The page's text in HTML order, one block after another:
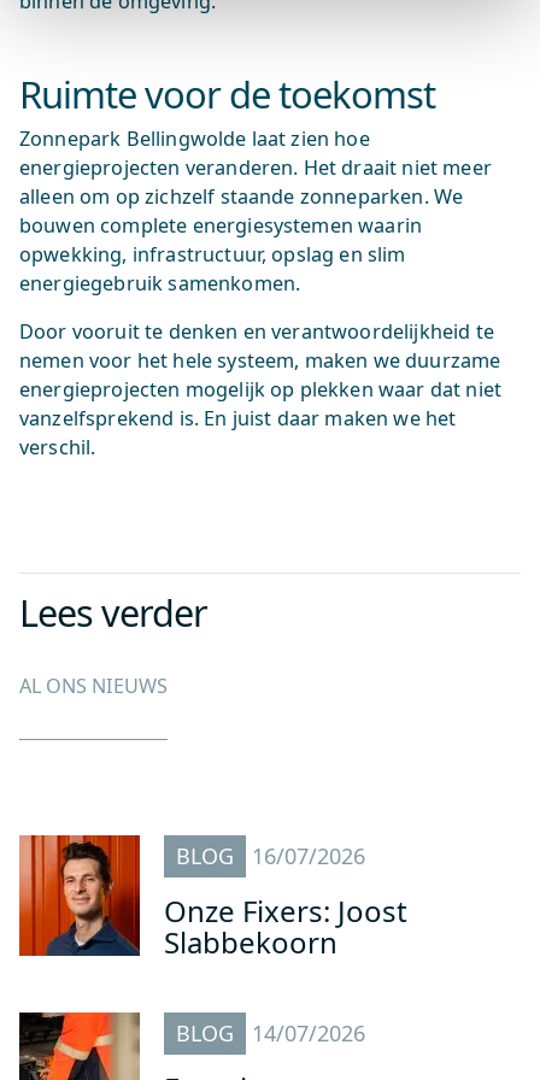
Ruimte voor de toekomst
Zonnepark Bellingwolde laat zien hoe
energieprojecten veranderen. Het draait niet meer
alleen om op zichzelf staande zonneparken. We
bouwen complete energiesystemen waarin
opwekking, infrastructuur, opslag en slim
energiegebruik samenkomen.
Door vooruit te denken en verantwoordelijkheid te
nemen voor het hele systeem, maken we duurzame
energieprojecten mogelijk op plekken waar dat niet
vanzelfsprekend is. En juist daar maken we het
verschil.
Lees verder
AL ONS NIEUWS
BLOG 16/07/2026
Onze Fixers: Joost
Slabbekoorn
BLOG 14/07/2026